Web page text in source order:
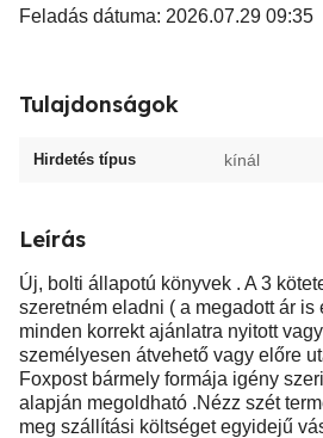
Feladás dátuma: 2026.07.29 09:35
Tulajdonságok
Hirdetés típus kínál
Leírás
Új, bolti állapotú könyvek . A 3
szeretném eladni ( a megadott ár is
minden korrekt ajánlatra nyitott
személyesen átvehető vagy előre
Foxpost bármely formája igény
alapján megoldható .Nézz szét
meg szállítási költséget egyidejű